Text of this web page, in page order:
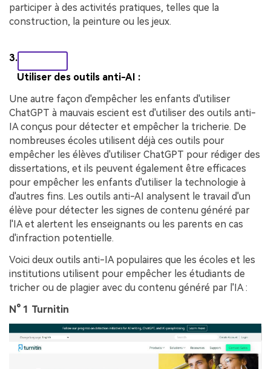
participer à des activités pratiques, telles que la
construction, la peinture ou les jeux.
3.
Utiliser des outils anti-AI :
Une autre façon d'empêcher les enfants d'utiliser
ChatGPT à mauvais escient est d'utiliser des outils anti-
IA conçus pour détecter et empêcher la tricherie. De
nombreuses écoles utilisent déjà ces outils pour
empêcher les élèves d'utiliser ChatGPT pour rédiger des
dissertations, et ils peuvent également être efficaces
pour empêcher les enfants d'utiliser la technologie à
d'autres fins. Les outils anti-AI analysent le travail d'un
élève pour détecter les signes de contenu généré par
l'IA et alertent les enseignants ou les parents en cas
d'infraction potentielle.
Voici deux outils anti-IA populaires que les écoles et les
institutions utilisent pour empêcher les étudiants de
tricher ou de plagier avec du contenu généré par l'IA :
N° 1 Turnitin